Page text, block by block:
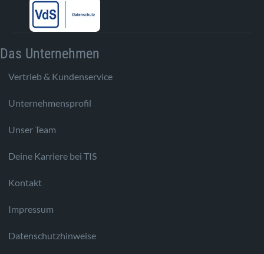
Das Unternehmen
Vertrieb & Kundenservice
Unternehmensprofil
Unser Team
Deine Karriere bei TIS
Kontakt
Impressum
Datenschutzhinweise